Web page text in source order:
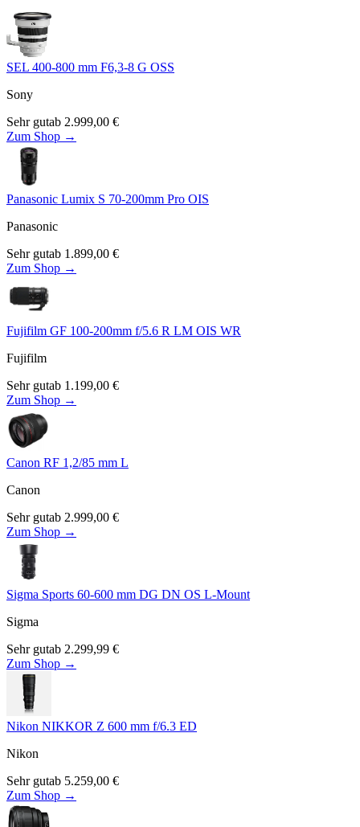
SEL 400-800 mm F6,3-8 G OSS
Sony
Sehr gutab 2.999,00 €
Zum Shop →
Panasonic Lumix S 70-200mm Pro OIS
Panasonic
Sehr gutab 1.899,00 €
Zum Shop →
Fujifilm GF 100-200mm f/5.6 R LM OIS WR
Fujifilm
Sehr gutab 1.199,00 €
Zum Shop →
Canon RF 1,2/85 mm L
Canon
Sehr gutab 2.999,00 €
Zum Shop →
Sigma Sports 60-600 mm DG DN OS L-Mount
Sigma
Sehr gutab 2.299,99 €
Zum Shop →
Nikon NIKKOR Z 600 mm f/6.3 ED
Nikon
Sehr gutab 5.259,00 €
Zum Shop →